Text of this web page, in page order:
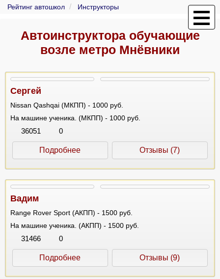
Рейтинг автошкол Инструкторы
Автоинструктора обучающие
возле метро Мнёвники
Сергей
Nissan Qashqai (МКПП) - 1000 руб.
На машине ученика. (МКПП) - 1000 руб.
36051 0
Подробнее Отзывы (7)
Вадим
Range Rover Sport (АКПП) - 1500 руб.
На машине ученика. (АКПП) - 1500 руб.
31466 0
Подробнее Отзывы (9)